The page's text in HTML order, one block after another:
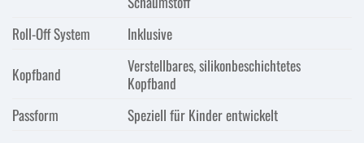
Roll-Off System
Inklusive
Kopfband
Verstellbares, silikonbeschichtetes
Kopfband
Passform
Speziell für Kinder entwickelt